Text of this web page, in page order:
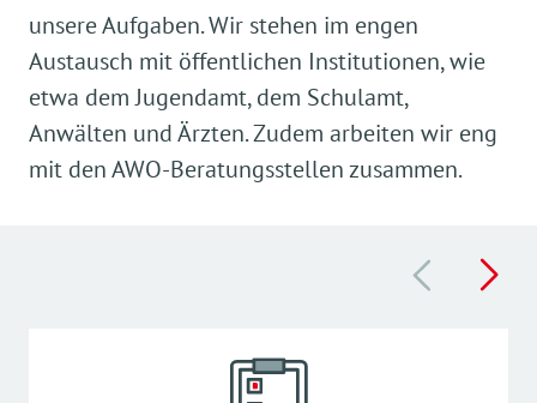
unsere Aufgaben. Wir stehen im engen
Austausch mit öffentlichen Institutionen, wie
etwa dem Jugendamt, dem Schulamt,
Anwälten und Ärzten. Zudem arbeiten wir eng
mit den AWO-Beratungsstellen zusammen.